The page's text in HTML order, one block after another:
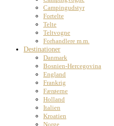
Campingudstyr
Fortelte
Telte
Teltvogne
Forhandlere m.m.
Destinationer
Danmark
Bosnien-Hercegovina
England
Frankrig
Færøerne
Holland
Italien
Kroatien
Norge